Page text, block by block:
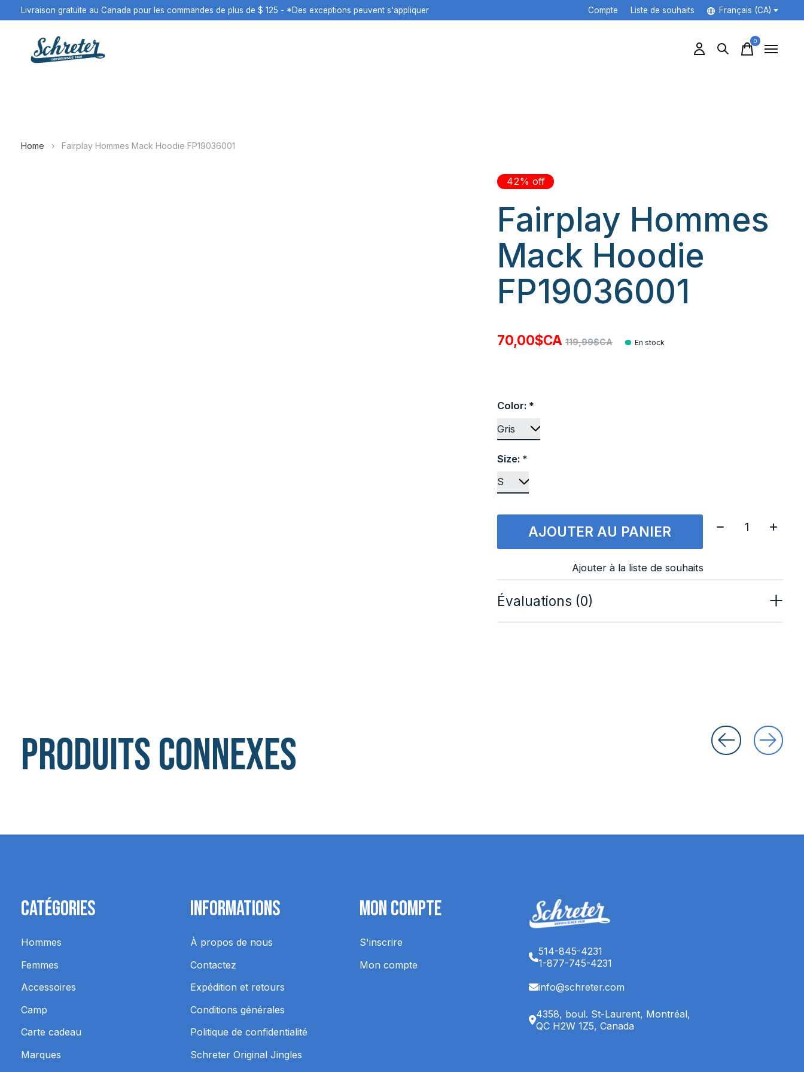
Livraison gratuite au Canada pour les commandes de plus de $ 125 - *Des exceptions peuvent s'appliquer Compte Liste de souhaits Français (CA)
0items
Home › Fairplay Hommes Mack Hoodie FP19036001
42% off
Fairplay Hommes
Mack Hoodie
FP19036001
70,00$CA119,99$CA En stock
Color: *
Size: *
AJOUTER AU PANIER
Quantité:
Ajouter à la liste de souhaits
Évaluations (0)
Produits connexes
Catégories
Hommes
Femmes
Accessoires
Camp
Carte cadeau
Marques
Informations
À propos de nous
Contactez
Expédition et retours
Conditions générales
Politique de confidentialité
Schreter Original Jingles
Mon Compte
S'inscrire
Mon compte
514-845-4231
1-877-745-4231
info@schreter.com
4358, boul. St-Laurent, Montréal,
QC H2W 1Z5, Canada